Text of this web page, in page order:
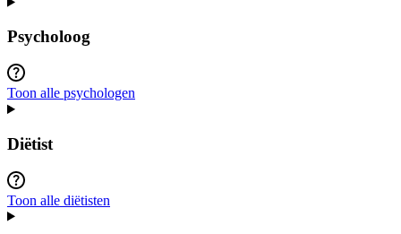
Psycholoog
Toon alle psychologen
Diëtist
Toon alle diëtisten